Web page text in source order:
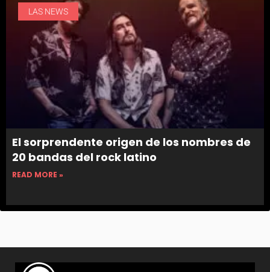
LAS NEWS
El sorprendente origen de los nombres de
20 bandas del rock latino
READ MORE »